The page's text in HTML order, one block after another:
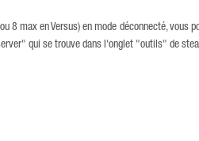
8 max en Versus) en mode déconnecté, vous
qui se trouve dans l'onglet "outils" de